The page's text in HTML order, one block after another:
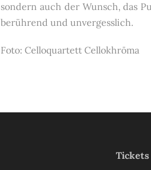
sondern auch der Wunsch, das
berührend und unvergesslich.
Foto: Celloquartett Cellokhrōma
Tickets